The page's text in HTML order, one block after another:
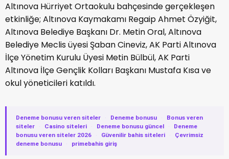
Altınova Hürriyet Ortaokulu bahçesinde gerçekleşen
etkinliğe; Altınova Kaymakamı Regaip Ahmet Özyiğit,
Altınova Belediye Başkanı Dr. Metin Oral, Altınova
Belediye Meclis üyesi Şaban Cineviz, AK Parti Altınova
İlçe Yönetim Kurulu Üyesi Metin Bülbül, AK Parti
Altınova İlçe Gençlik Kolları Başkanı Mustafa Kısa ve
okul yöneticileri katıldı.
Deneme bonusu veren siteler · Deneme bonusu ·
Bonus veren
siteler
· Casino siteleri · Deneme bonusu güncel ·
Deneme
bonusu veren siteler 2026
· Güvenilir bahis siteleri ·
Çevrimsiz
deneme bonusu
· primebahis giriş